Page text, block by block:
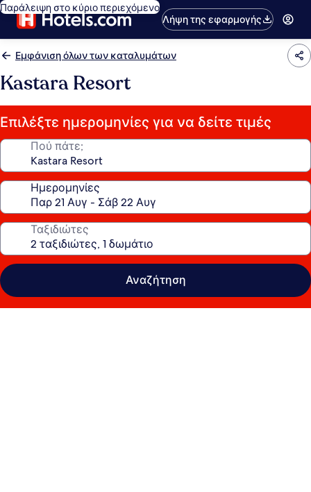
Παράλειψη στο κύριο περιεχόμενο
Λήψη της εφαρμογής
Εμφάνιση όλων των καταλυμάτων
Kastara Resort
Επιλέξτε ημερομηνίες για να δείτε τιμές
Πού πάτε;
Ημερομηνίες
Ταξιδιώτες
Αναζήτηση